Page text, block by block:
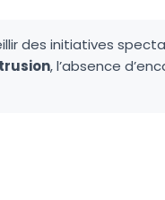
des initiatives
, l’absence